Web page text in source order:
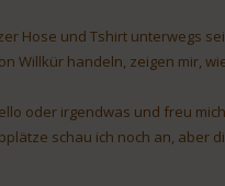
Hose und Tshirt unterwegs
Willkür handeln, zeigen mir,
oder irgendwas und freu
schau ich noch an, aber